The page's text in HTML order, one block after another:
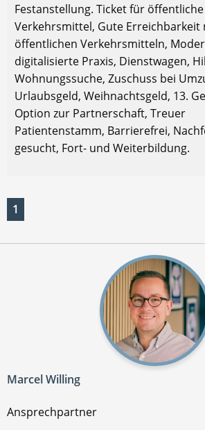
Festanstellung. Ticket für öffentliche
Verkehrsmittel, Gute Erreichbarkeit
öffentlichen Verkehrsmitteln,
digitalisierte Praxis, Dienstwagen,
Wohnungssuche, Zuschuss bei
Urlaubsgeld, Weihnachtsgeld, 13.
Option zur Partnerschaft, Treuer
Patientenstamm, Barrierefrei,
gesucht, Fort- und Weiterbildung.
1
Marcel Willing
Ansprechpartner